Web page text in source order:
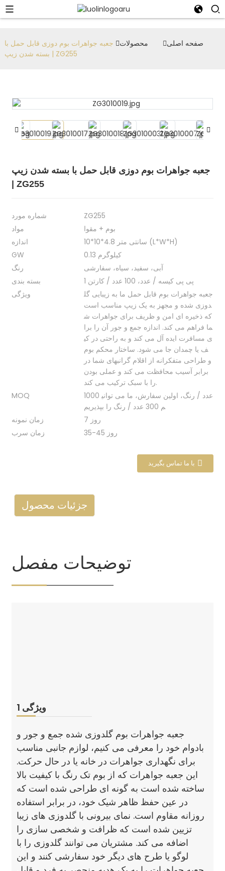
صفحه اصلی محصولات
جعبه جواهرات بوم دوزی قابل حمل با
بسته شدن زیپ | ZG255
جعبه جواهرات بوم دوزی قابل حمل با بسته شدن زیپ
| ZG255
شماره مورد
ZG255
مواد
بوم + مقوا
اندازه
10*10*4.8 سانتی متر (L*W*H)
GW
0.13 کیلوگرم
رنگ
آبی، سفید، سیاه، سفارشی
بسته بندی
1 پی پی کیسه / عدد، 100 عدد / کارتن
ویژگی
جعبه جواهرات بوم قابل حمل ما به زیبایی گل
دوزی شده و مجهز به یک زیپ مناسب است
که ذخیره ای امن و ظریف برای جواهرات ش
ما فراهم می کند. اندازه جمع و جور آن را برا
ی مسافرت ایده آل می کند و به راحتی در کی
ف یا چمدان جا می شود. ساختار محکم بوم
و طراحی متفکرانه از اقلام گرانبهای شما در
برابر آسیب محافظت می کند و عملی بودن
را با سبک ترکیب می کند.
MOQ
1000 عدد / رنگ، اولین سفارش، ما می توانی
م 300 عدد / رنگ را بپذیریم
زمان نمونه
7 روز
زمان سرب
35-45 روز
با ما تماس بگیرید
جزئیات محصول
توضیحات مفصل
ویژگی 1
جعبه جواهرات بوم گلدوزی شده جمع و جور و
بادوام خود را معرفی می کنیم، لوازم جانبی مناسب
برای نگهداری جواهرات در خانه یا در حال حرکت.
این جعبه جواهرات که از بوم تک رنگ با کیفیت بالا
ساخته شده است به گونه ای طراحی شده است که
در عین حفظ ظاهر شیک خود، در برابر استفاده
روزانه مقاوم است. نمای بیرونی با گلدوزی های زیبا
تزیین شده است که ظرافت و شخصی سازی را
اضافه می کند. مشتریان می توانند گلدوزی را با
لوگو یا طرح های دیگر خود سفارشی کنند و این